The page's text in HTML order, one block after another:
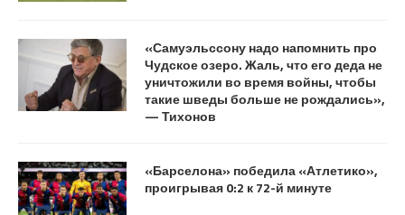
«Самуэльссону надо напомнить про
Чудское озеро. Жаль, что его деда не
уничтожили во время войны, чтобы
такие шведы больше не рождались»,
— Тихонов
«Барселона» победила «Атлетико»,
проигрывая 0:2 к 72-й минуте